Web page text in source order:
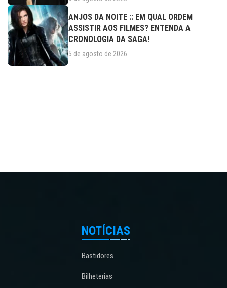
ANJOS DA NOITE :: EM QUAL ORDEM
ASSISTIR AOS FILMES? ENTENDA A
CRONOLOGIA DA SAGA!
5 de agosto de 2026
NOTÍCIAS
Bastidores
Bilheterias